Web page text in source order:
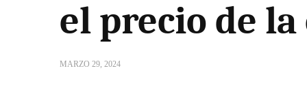
el precio de
MARZO 29, 2024